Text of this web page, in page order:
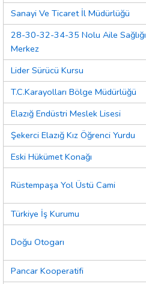
Sanayi Ve Ticaret İl Müdürlüğü
28-30-32-34-35 Nolu Aile Sağlığı
Merkez
Lider Sürücü Kursu
T.C.Karayolları Bölge Müdürlüğü
Elazığ Endüstri Meslek Lisesi
Şekerci Elazığ Kız Öğrenci Yurdu
Eski Hükümet Konağı
Rüstempaşa Yol Üstü Cami
Türkiye İş Kurumu
Doğu Otogarı
Pancar Kooperatifi